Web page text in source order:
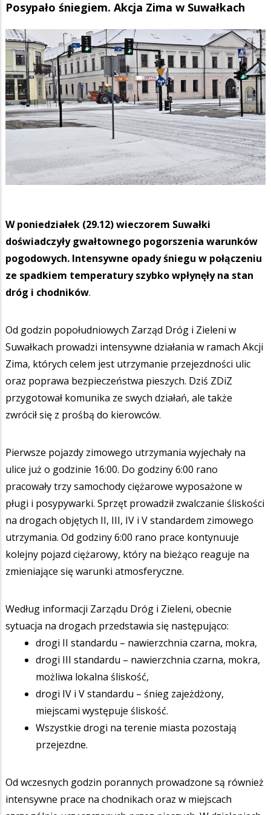
Posypało śniegiem. Akcja Zima w Suwałkach
W poniedziałek (29.12) wieczorem Suwałki
doświadczyły gwałtownego pogorszenia warunków
pogodowych. Intensywne opady śniegu w połączeniu
ze spadkiem temperatury szybko wpłynęły na stan
dróg i chodników.
Od godzin popołudniowych Zarząd Dróg i Zieleni w
Suwałkach prowadzi intensywne działania w ramach Akcji
Zima, których celem jest utrzymanie przejezdności ulic
oraz poprawa bezpieczeństwa pieszych. Dziś ZDiZ
przygotował komunika ze swych działań, ale także
zwrócił się z prośbą do kierowców.
Pierwsze pojazdy zimowego utrzymania wyjechały na
ulice już o godzinie 16:00. Do godziny 6:00 rano
pracowały trzy samochody ciężarowe wyposażone w
pługi i posypywarki. Sprzęt prowadził zwalczanie śliskości
na drogach objętych II, III, IV i V standardem zimowego
utrzymania. Od godziny 6:00 rano prace kontynuuje
kolejny pojazd ciężarowy, który na bieżąco reaguje na
zmieniające się warunki atmosferyczne.
Według informacji Zarządu Dróg i Zieleni, obecnie
sytuacja na drogach przedstawia się następująco:
drogi II standardu – nawierzchnia czarna, mokra,
drogi III standardu – nawierzchnia czarna, mokra,
możliwa lokalna śliskość,
drogi IV i V standardu – śnieg zajeżdżony,
miejscami występuje śliskość.
Wszystkie drogi na terenie miasta pozostają
przejezdne.
Od wczesnych godzin porannych prowadzone są również
intensywne prace na chodnikach oraz w miejscach